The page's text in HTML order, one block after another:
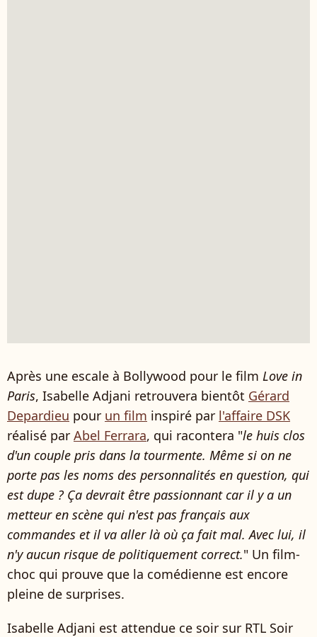
Après une escale à Bollywood pour le film Love in
Paris, Isabelle Adjani retrouvera bientôt Gérard
Depardieu pour un film inspiré par l'affaire DSK
réalisé par Abel Ferrara, qui racontera "le huis clos
d'un couple pris dans la tourmente. Même si on ne
porte pas les noms des personnalités en question, qui
est dupe ? Ça devrait être passionnant car il y a un
metteur en scène qui n'est pas français aux
commandes et il va aller là où ça fait mal. Avec lui, il
n'y aucun risque de politiquement correct." Un film-
choc qui prouve que la comédienne est encore
pleine de surprises.
Isabelle Adjani est attendue ce soir sur RTL Soir